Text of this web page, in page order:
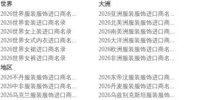
世界
2026世界服装服饰进口商名...
2026世界套装进口商名录
2026世界女上装进口商名录
2026世界女式内衣进口商名...
2026世界女裙进口商名录
2026世界女裤进口商名录
大洲
2026亚洲服装服饰进口商名...
2026北美洲服装服饰进口商...
2026南美洲服装服饰进口商...
2026大洋洲服装服饰进口商...
2026欧洲服装服饰进口商名...
2026非洲服装服饰进口商名...
地区
2026不丹服装服饰进口商名...
2026东帝汶服装服饰进口商...
2026中非服装服饰进口商名...
2026丹麦服装服饰进口商名...
2026乌克兰服装服饰进口商...
2026乌兹别克斯坦服装服饰...